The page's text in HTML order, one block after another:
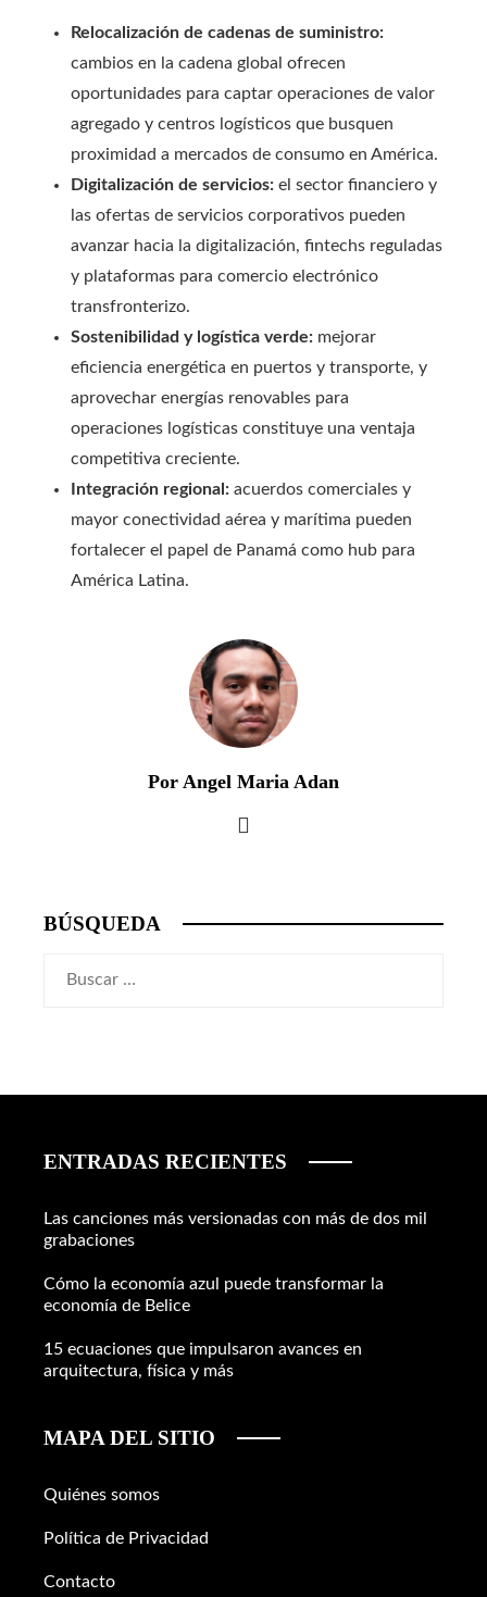
Relocalización de cadenas de suministro:
cambios en la cadena global ofrecen
oportunidades para captar operaciones de valor
agregado y centros logísticos que busquen
proximidad a mercados de consumo en América.
Digitalización de servicios: el sector financiero y
las ofertas de servicios corporativos pueden
avanzar hacia la digitalización, fintechs reguladas
y plataformas para comercio electrónico
transfronterizo.
Sostenibilidad y logística verde: mejorar
eficiencia energética en puertos y transporte, y
aprovechar energías renovables para
operaciones logísticas constituye una ventaja
competitiva creciente.
Integración regional: acuerdos comerciales y
mayor conectividad aérea y marítima pueden
fortalecer el papel de Panamá como hub para
América Latina.
Por Angel Maria Adan
BÚSQUEDA
ENTRADAS RECIENTES
Las canciones más versionadas con más de dos mil
grabaciones
Cómo la economía azul puede transformar la
economía de Belice
15 ecuaciones que impulsaron avances en
arquitectura, física y más
MAPA DEL SITIO
Quiénes somos
Política de Privacidad
Contacto